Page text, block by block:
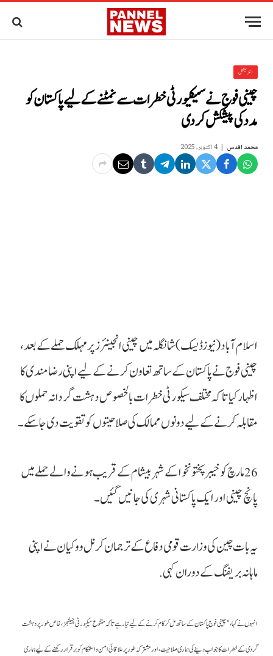
انٹرنیشنل
چینی فوج نےسیکیورٹی خطرات سے نمٹنے کے لیے پاکستان کو
مدد کی پیشکش کر دی
محمد اقدس 4 اکتوبر, 2025
اسلام آباد (نیوزڈیسک)شانگلہ میں چینی انجینئرز پر مہلک حملے کے بعد،
چینی فوج نے پاکستان کے ساتھ تعاون کرنے کے لیے اپنی رضامند ی کا
اظہار کیا تاکہ مختلف سیکورٹی خطرات بالخصوص دہشت گردانہ حملوں کا
مقابلہ کرنے کے لیے دونوں ممالک کی صلاحیتوں کو تقویت دی جا سکے۔
26 مارچ کو خیبرپختونخوا کے شہر بیشام کے قریب ہونے والے حملے میں
پانچ چینی اور ایک پاکستانی شہری کی جانیں گئیں۔
یہ بات چین کی وزارت قومی دفاع کے ترجمان کرنل وو کیان نے اپنی
ماہانہ بریفنگ کے دوران کہی.
انہوں نے کہا، “چینی فوج پاکستان کے ساتھ مل کر کام کرنے کے لیے تیار ہے تاکہ متنوع سیکیورٹی چیلنجز، خاص طور پر دہشت
گردی کے خطرات کا جواب دینے کی ہماری صلاحیت، اور مشترکہ طور پر علاقائی امن و استحکام کو برقرار رکھنے کے لیے ہماری